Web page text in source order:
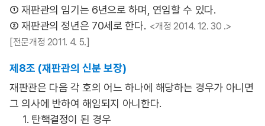
① 재판관의 임기는 6년으로 하며, 연임할 수 있다.
② 재판관의 정년은 70세로 한다. <개정 2014. 12. 30 .>
[전문개정 2011. 4. 5.]
제8조 (재판관의 신분 보장)
재판관은 다음 각 호의 어느 하나에 해당하는 경우가 아니면
그 의사에 반하여 해임되지 아니한다.
1. 탄핵결정이 된 경우